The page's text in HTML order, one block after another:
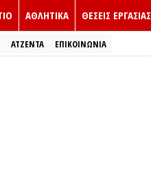
ΑΘΛΗΤΙΚΑ ΘΕΣΕΙΣ ΕΡΓΑΣΙΑΣ
ΑΤΖΕΝΤΑ ΕΠΙΚΟΙΝΩΝΙΑ